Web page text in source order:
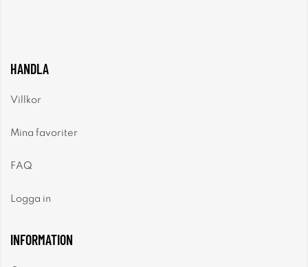
HANDLA
Villkor
Mina favoriter
FAQ
Logga in
INFORMATION